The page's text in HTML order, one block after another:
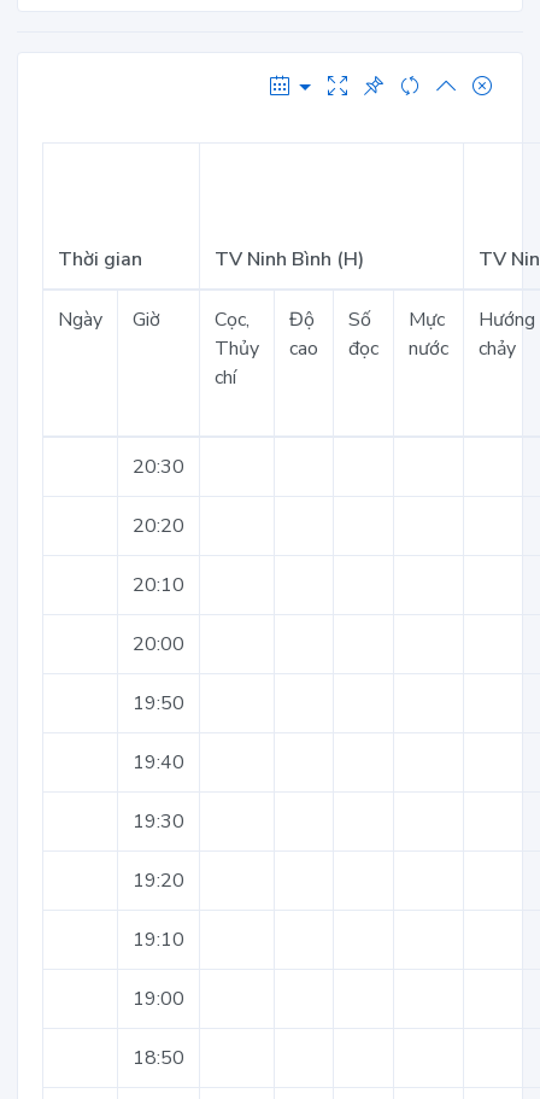
Thời gian TV Ninh Bình (H) TV
Ngày Giờ
Cọc,
Thủy
chí
Độ
cao
Số
đọc
Mực
nước
Hướng
chảy
20:30
20:20
20:10
20:00
19:50
19:40
19:30
19:20
19:10
19:00
18:50